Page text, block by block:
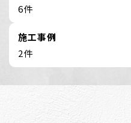
6件
施工事例
2件